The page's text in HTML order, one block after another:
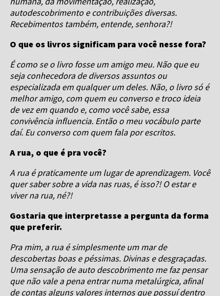
autodescobrimento e contribuições diversas.
Recebimentos também, entende, senhora?!
O que os livros significam para você nesse fora?
É como se o livro fosse um amigo meu. Não que eu
seja conhecedora de diversos assuntos ou
especializada em qualquer um deles. Não, o livro só é
melhor amigo, com quem eu converso e troco ideia
de vez em quando e, como você sabe, essa
convivência influencia. Então o meu vocábulo parte
daí. Eu converso com quem fala por escritos.
A rua, o que é pra você?
A rua é praticamente um lugar de aprendizagem. Você
quer saber sobre a vida nas ruas, é isso?! O estar e
viver na rua, né?!
Gostaria que interpretasse a pergunta da forma
que preferir.
Pra mim, a rua é simplesmente um mar de
descobertas boas e péssimas. Divinas e desgraçadas.
Uma sensação de auto descobrimento me faz pensar
que não vale a pena entrar numa metalúrgica, afinal
de contas alguns valores internos que possuí dentro